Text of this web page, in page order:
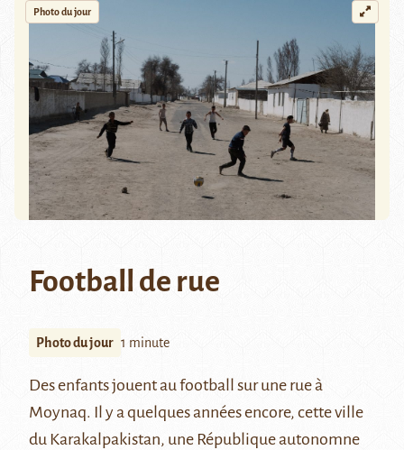
Photo du jour
Football de rue
Photo du jour 1 minute
Des enfants jouent au football sur une rue à
Moynaq. Il y a quelques années encore, cette ville
du Karakalpakistan, une République autonomne